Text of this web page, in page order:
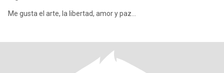
Me gusta el arte, la libertad, amor y paz…